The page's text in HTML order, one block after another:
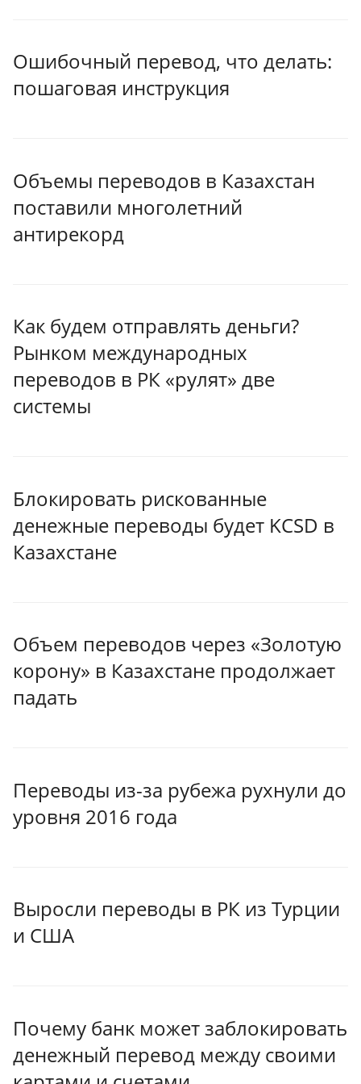
Ошибочный перевод, что делать:
пошаговая инструкция
Объемы переводов в Казахстан
поставили многолетний
антирекорд
Как будем отправлять деньги?
Рынком международных
переводов в РК «рулят» две
системы
Блокировать рискованные
денежные переводы будет KCSD в
Казахстане
Объем переводов через «Золотую
корону» в Казахстане продолжает
падать
Переводы из-за рубежа рухнули до
уровня 2016 года
Выросли переводы в РК из Турции
и США
Почему банк может заблокировать
денежный перевод между своими